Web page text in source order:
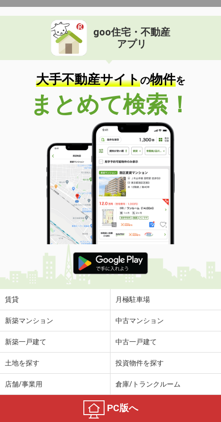
goo住宅・不動産
アプリ
大手不動産サイトの物件を
まとめて検索！
賃貸 月極駐車場
新築マンション 中古マンション
新築一戸建て 中古一戸建て
土地を探す 投資物件を探す
店舗/事業用 倉庫/トランクルーム
PC版へ